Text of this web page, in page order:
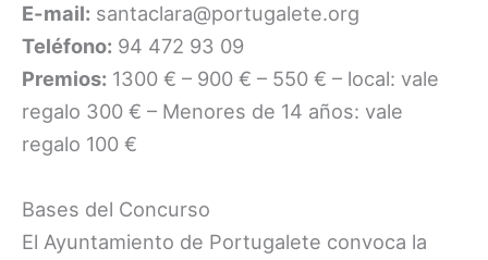
E-mail: santaclara@portugalete.org
Teléfono: 94 472 93 09
Premios: 1300 € – 900 € – 550 € – local: vale
regalo 300 € – Menores de 14 años: vale
regalo 100 €
Bases del Concurso
El Ayuntamiento de Portugalete convoca la